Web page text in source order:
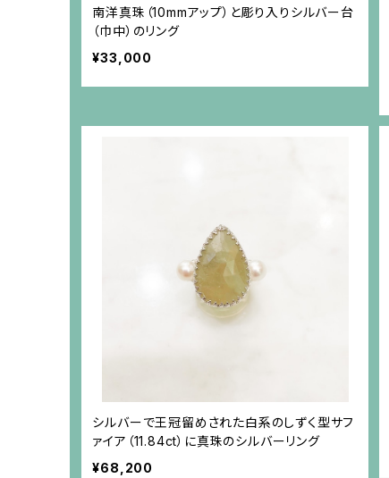
南洋真珠（10mmアップ）と彫り入りシルバー台
（巾中）のリング
¥33,000
シルバーで王冠留めされた白系のしずく型サフ
ァイア（11.84ct）に真珠のシルバーリング
¥68,200